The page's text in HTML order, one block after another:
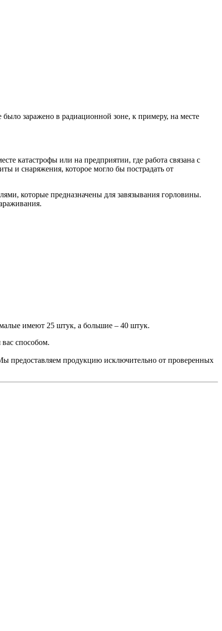
заражено в радиационной зоне, к примеру, на месте
катастрофы или на предприятии, где работа связана с
и снаряжения, которое могло бы пострадать от
которые предназначены для завязывания горловины.
имеют 25 штук, а большие – 40 штук.
способом.
продукцию исключительно от проверенных